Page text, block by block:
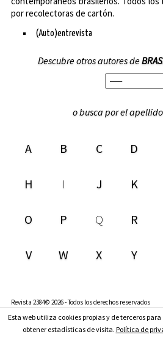
Esta web utiliza cookies propias y de terceros
obtener estadísticas de visita. Política de
por recolectoras de cartón.
(Auto)entrevista
Descubre otros autores de
o busca por el
A B C D
H I J K
O P Q R
V W X Y
Revista 2384© 2026 - Todos los derechos reservados
Suscríbete